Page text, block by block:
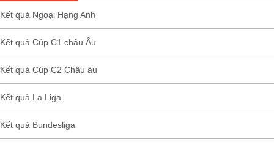
Kết quả Ngoại Hạng Anh
Kết quả Cúp C1 châu Âu
Kết quả Cúp C2 Châu âu
Kết quả La Liga
Kết quả Bundesliga